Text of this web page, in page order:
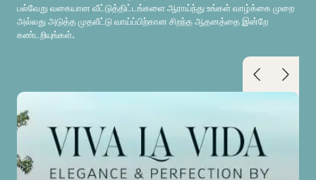
பல்வேறு வகையான வீட்டுத்திட்டங்களை ஆராய்ந்து உங்கள் வாழ்க்கை முறை
அல்லது அடுத்த முதலீட்டு வாய்ப்பிற்கான சிறந்த ஆதனத்தை இன்றே
கண்டறியுங்கள்.